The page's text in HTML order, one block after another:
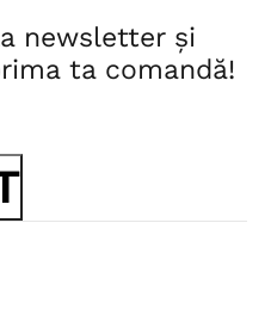
newsletter și
ta comandă!